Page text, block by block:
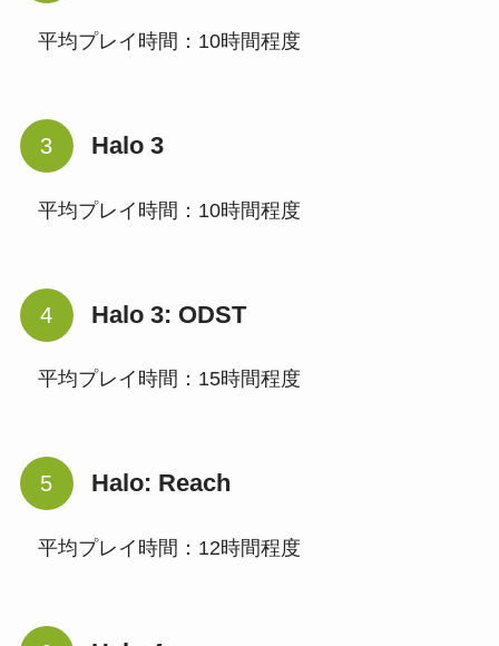
平均プレイ時間：10時間程度
Halo 3
平均プレイ時間：10時間程度
Halo 3: ODST
平均プレイ時間：15時間程度
Halo: Reach
平均プレイ時間：12時間程度